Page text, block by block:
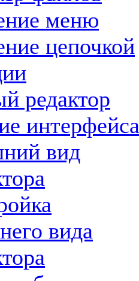
меню
цепочкой
редактор
интерфейса
вид
вида